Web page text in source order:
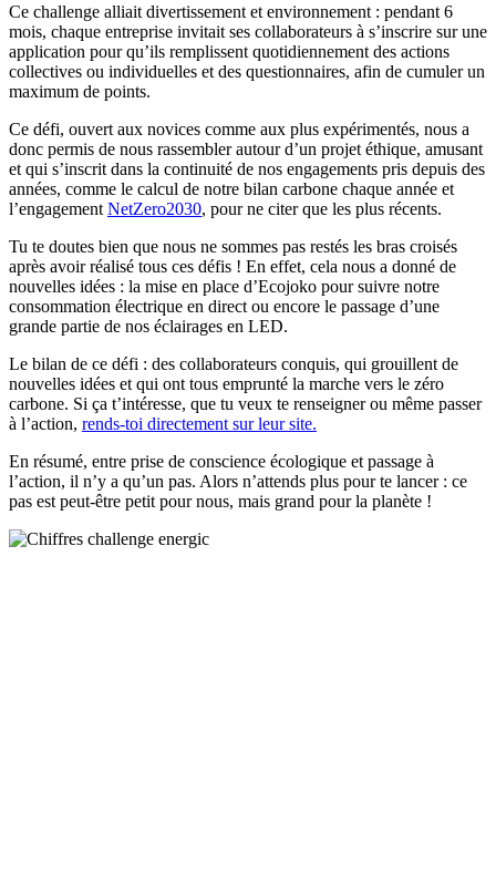
Ce challenge alliait divertissement et environnement : pendant 6
mois, chaque entreprise invitait ses collaborateurs à s’inscrire sur une
application pour qu’ils remplissent quotidiennement des actions
collectives ou individuelles et des questionnaires, afin de cumuler un
maximum de points.
Ce défi, ouvert aux novices comme aux plus expérimentés, nous a
donc permis de nous rassembler autour d’un projet éthique, amusant
et qui s’inscrit dans la continuité de nos engagements pris depuis des
années, comme le calcul de notre bilan carbone chaque année et
l’engagement NetZero2030, pour ne citer que les plus récents.
Tu te doutes bien que nous ne sommes pas restés les bras croisés
après avoir réalisé tous ces défis ! En effet, cela nous a donné de
nouvelles idées : la mise en place d’Ecojoko pour suivre notre
consommation électrique en direct ou encore le passage d’une
grande partie de nos éclairages en LED.
Le bilan de ce défi : des collaborateurs conquis, qui grouillent de
nouvelles idées et qui ont tous emprunté la marche vers le zéro
carbone. Si ça t’intéresse, que tu veux te renseigner ou même passer
à l’action, rends-toi directement sur leur site.
En résumé, entre prise de conscience écologique et passage à
l’action, il n’y a qu’un pas. Alors n’attends plus pour te lancer : ce
pas est peut-être petit pour nous, mais grand pour la planète !